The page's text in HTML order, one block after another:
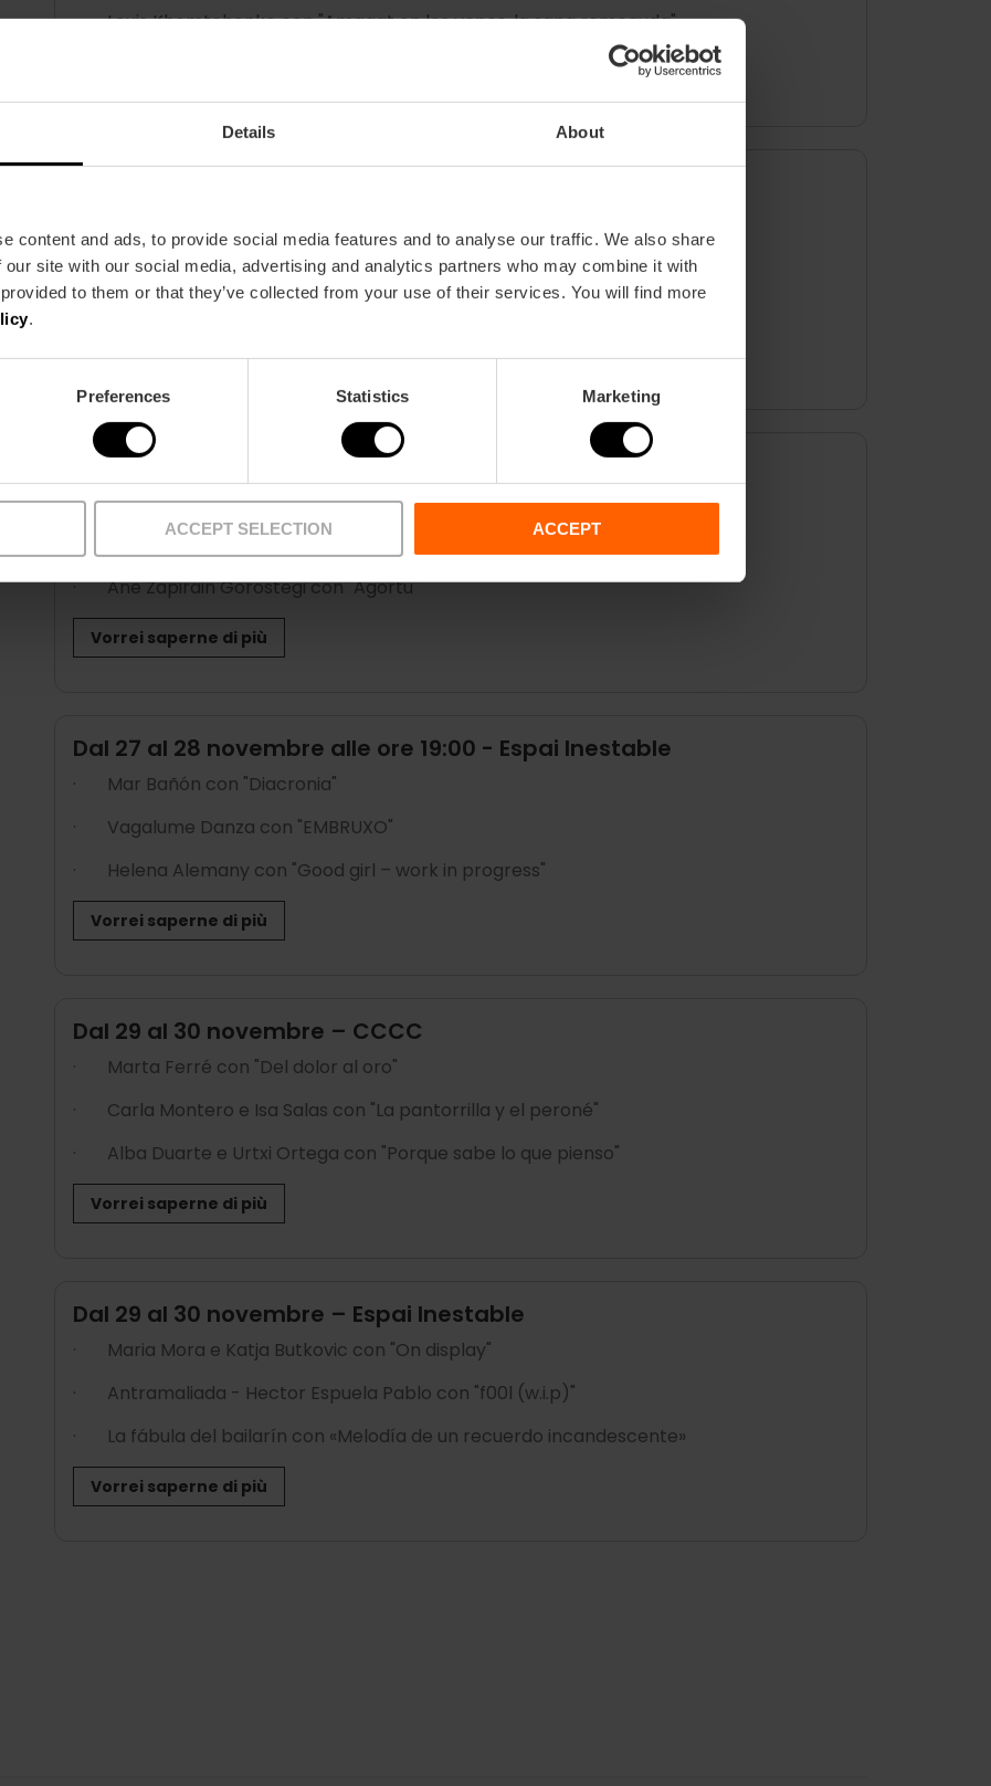
Details About
content and ads, to provide social media features and to analyse our traffic. We also share
our site with our social media, advertising and analytics partners who may combine it with
to them or that they’ve collected from your use of their services. You will find more
.
Preferences Statistics Marketing
ACCEPT SELECTION ACCEPT
·
Louis Khomtchenko con "Amagat en les venes, la sang remoguda"
·
Cristóbal Crespo con "El bienquerido"
·
Jessica Castellón & Boris Orihuela con "QUO PERVENIMUS"
Vorrei saperne di più
Dal 22 al 23 novembre alle ore 12:00 – CCCC
·
Lucía Penalba de los Santos con "Si s'arranca una flor"
·
Ane Zapirain Gorostegi con "Agortu"
Vorrei saperne di più
Dal 27 al 28 novembre alle ore 19:00 - Espai Inestable
·
Mar Bañón con "Diacronia"
·
Vagalume Danza con "EMBRUXO"
·
Helena Alemany con "Good girl – work in progress"
Vorrei saperne di più
Dal 29 al 30 novembre – CCCC
·
Marta Ferré con "Del dolor al oro"
·
Carla Montero e Isa Salas con "La pantorrilla y el peroné"
·
Alba Duarte e Urtxi Ortega con "Porque sabe lo que pienso"
Vorrei saperne di più
Dal 29 al 30 novembre – Espai Inestable
·
Maria Mora e Katja Butkovic con "On display"
·
Antramaliada - Hector Espuela Pablo con "f00l (w.i.p)"
·
La fábula del bailarín con «Melodía de un recuerdo incandescente»
Vorrei saperne di più